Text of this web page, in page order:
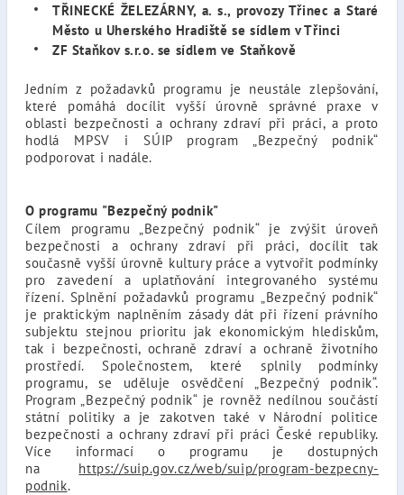
TŘINECKÉ ŽELEZÁRNY, a. s., provozy Třinec a Staré
Město u Uherského Hradiště se sídlem v Třinci
ZF Staňkov s.r.o. se sídlem ve Staňkově
Jedním z požadavků programu je neustále zlepšování,
které pomáhá docílit vyšší úrovně správné praxe v
oblasti bezpečnosti a ochrany zdraví při práci, a proto
hodlá MPSV i SÚIP program „Bezpečný podnik“
podporovat i nadále.
O programu "Bezpečný podnik"
Cílem programu „Bezpečný podnik“ je zvýšit úroveň
bezpečnosti a ochrany zdraví při práci, docílit tak
současně vyšší úrovně kultury práce a vytvořit podmínky
pro zavedení a uplatňování integrovaného systému
řízení. Splnění požadavků programu „Bezpečný podnik“
je praktickým naplněním zásady dát při řízení právního
subjektu stejnou prioritu jak ekonomickým hlediskům,
tak i bezpečnosti, ochraně zdraví a ochraně životního
prostředí. Společnostem, které splnily podmínky
programu, se uděluje osvědčení „Bezpečný podnik“.
Program „Bezpečný podnik“ je rovněž nedílnou součástí
státní politiky a je zakotven také v Národní politice
bezpečnosti a ochrany zdraví při práci České republiky.
Více informací o programu je dostupných
na https://suip.gov.cz/web/suip/program-bezpecny-
podnik.